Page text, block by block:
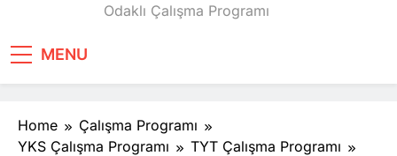
Tekrarlama Zorlantısı: Neden Geçmişi
Egzersiz Olumsuz Düşünceyi Nasıl Azaltır?
Psikolojide Sistematik Duyarsızlaştırma
Tercih Stresinde Veliler Çocuğa Nasıl Destek
Olur?
Odaklı Çalışma Programı
MENU
Home
Çalışma Programı
YKS Çalışma Programı
TYT Çalışma Programı